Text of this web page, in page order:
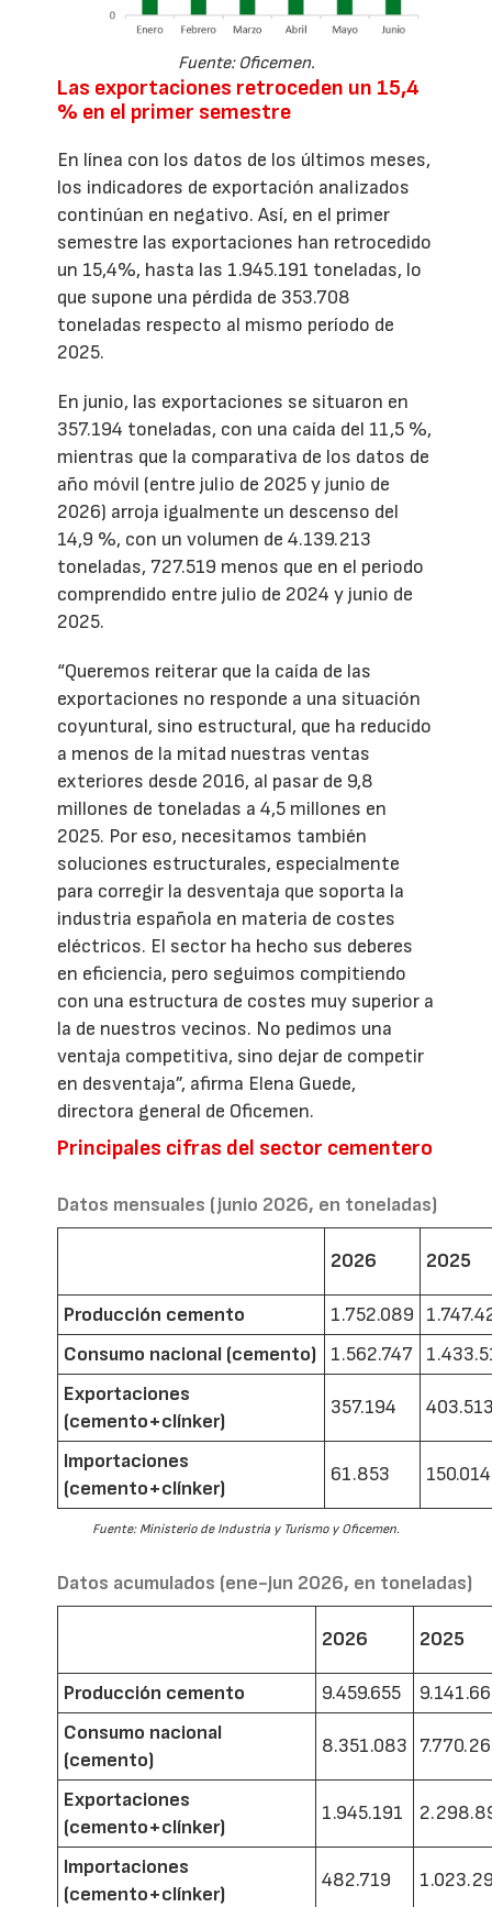
Fuente: Oficemen.
Las exportaciones retroceden un 15,4
% en el primer semestre
En línea con los datos de los últimos meses,
los indicadores de exportación analizados
continúan en negativo. Así, en el primer
semestre las exportaciones han retrocedido
un 15,4%, hasta las 1.945.191 toneladas, lo
que supone una pérdida de 353.708
toneladas respecto al mismo período de
2025.
En junio, las exportaciones se situaron en
357.194 toneladas, con una caída del 11,5 %,
mientras que la comparativa de los datos de
año móvil (entre julio de 2025 y junio de
2026) arroja igualmente un descenso del
14,9 %, con un volumen de 4.139.213
toneladas, 727.519 menos que en el periodo
comprendido entre julio de 2024 y junio de
2025.
“Queremos reiterar que la caída de las
exportaciones no responde a una situación
coyuntural, sino estructural, que ha reducido
a menos de la mitad nuestras ventas
exteriores desde 2016, al pasar de 9,8
millones de toneladas a 4,5 millones en
2025. Por eso, necesitamos también
soluciones estructurales, especialmente
para corregir la desventaja que soporta la
industria española en materia de costes
eléctricos. El sector ha hecho sus deberes
en eficiencia, pero seguimos compitiendo
con una estructura de costes muy superior a
la de nuestros vecinos. No pedimos una
ventaja competitiva, sino dejar de competir
en desventaja”, afirma Elena Guede,
directora general de Oficemen.
Principales cifras del sector cementero
Datos mensuales (junio 2026, en toneladas)
2026 2025
Producción cemento 1.752.089
Consumo nacional (cemento)
1.562.747
Exportaciones
(cemento+clínker)
357.194
Importaciones
(cemento+clínker)
61.853 150.014
Fuente: Ministerio de Industria y Turismo y Oficemen.
Datos acumulados (ene-jun 2026, en toneladas)
2026 2025
Producción cemento 9.459.655
Consumo nacional
(cemento)
8.351.083
Exportaciones
(cemento+clínker)
1.945.191
Importaciones
(cemento+clínker)
482.719